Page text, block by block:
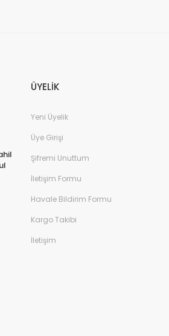
ÜYELİK
Yeni Üyelik
Üye Girişi
Şifremi Unuttum
İletişim Formu
Havale Bildirim Formu
Kargo Takibi
İletişim